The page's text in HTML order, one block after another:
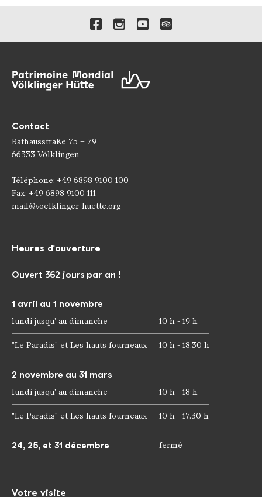
Liens vers nos canaux de
Contact
Rathausstraße 75 – 79
66333 Völklingen
Téléphone: +49 6898 9100 100
Fax: +49 6898 9100 111
mail@voelklinger-huette.org
Votre visite
Heures d'ouverture
Ouvert 362 jours par an !
1 avril au 1 novembre
lundi jusqu' au dimanche 10 h - 19 h
"Le Paradis" et Les hauts fourneaux 10 h - 18.30 h
2 novembre au 31 mars
lundi jusqu' au dimanche 10 h - 18 h
"Le Paradis" et Les hauts fourneaux 10 h - 17.30 h
24, 25, et 31 décembre fermé